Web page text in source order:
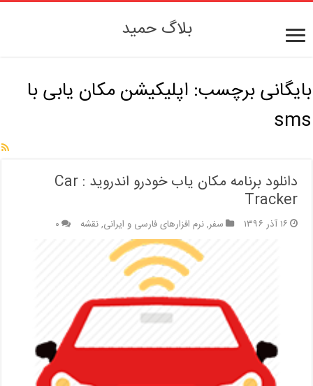
بلاگ حمید
بایگانی برچسب: اپلیکیشن مکان یابی با
sms
دانلود برنامه مکان یاب خودرو اندروید : Car
Tracker
۱۶ آذر ۱۳۹۶ سفر,نرم افزارهای فارسی و ایرانی,نقشه ۰